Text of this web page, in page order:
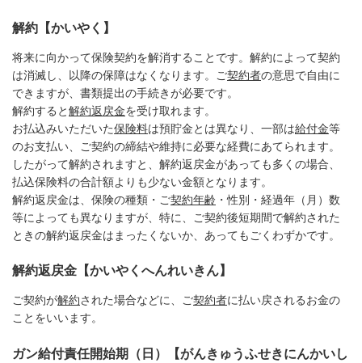
解約【かいやく】
将来に向かって保険契約を解消することです。解約によって契約
は消滅し、以降の保障はなくなります。ご契約者の意思で自由に
できますが、書類提出の手続きが必要です。
解約すると解約返戻金を受け取れます。
お払込みいただいた保険料は預貯金とは異なり、一部は給付金等
のお支払い、ご契約の締結や維持に必要な経費にあてられます。
したがって解約されますと、解約返戻金があっても多くの場合、
払込保険料の合計額よりも少ない金額となります。
解約返戻金は、保険の種類・ご契約年齢 ・性別・経過年（月）数
等によっても異なりますが、特に、ご契約後短期間で解約された
ときの解約返戻金はまったくないか、あってもごくわずかです。
解約返戻金【かいやくへんれいきん】
ご契約が解約された場合などに、ご契約者に払い戻されるお金の
ことをいいます。
ガン給付責任開始期（日）【がんきゅうふせきにんかいし